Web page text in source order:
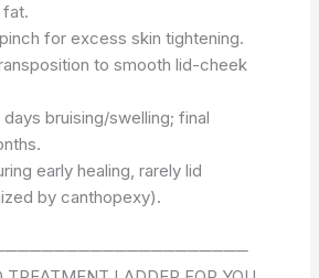
for excess skin tightening.
to smooth lid-cheek
days bruising/swelling; final
early healing, rarely lid
by canthopexy).